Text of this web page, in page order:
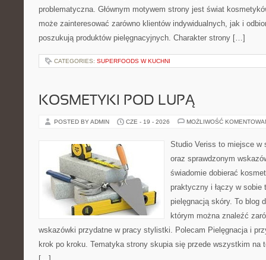
problematyczna. Głównym motywem strony jest świat
może zainteresować zarówno klientów indywidualnych, jak i
poszukują produktów pielęgnacyjnych. Charakter strony […]
CATEGORIES: SUPERFOODS W KUCHNI
KOSMETYKI POD LUPĄ
POSTED BY ADMIN CZE - 19 - 2026 MOŻLIWOŚĆ
Studio Veriss to miejsce w
oraz sprawdzonym
świadomie dobierać
praktyczny i łączy w sobie
pielęgnacją skóry. To blog
którym można znaleźć
wskazówki przydatne w pracy stylistki. Polecam Pielęgnacja i
krok po kroku. Tematyka strony skupia się przede wszystkim na